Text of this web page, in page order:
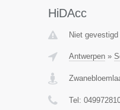
HiDAcc
Niet
Antwerpen»
Tel: